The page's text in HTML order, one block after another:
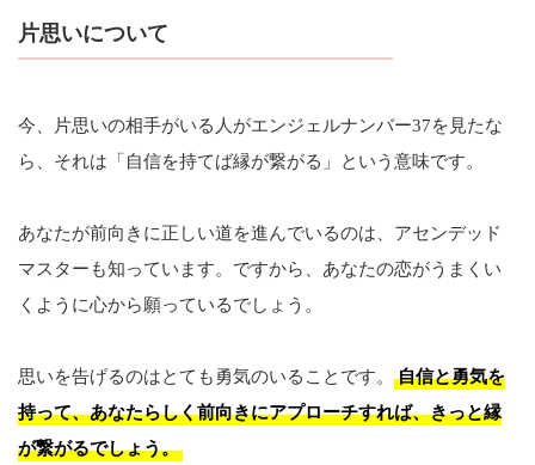
片思いについて
今、片思いの相手がいる人がエンジェルナンバー37を見たな
ら、それは「自信を持てば縁が繋がる」という意味です。
あなたが前向きに正しい道を進んでいるのは、アセンデッド
マスターも知っています。ですから、あなたの恋がうまくい
くように心から願っているでしょう。
思いを告げるのはとても勇気のいることです。
自信と勇気を
持って、あなたらしく前向きにアプローチすれば、きっと縁
が繋がるでしょう。